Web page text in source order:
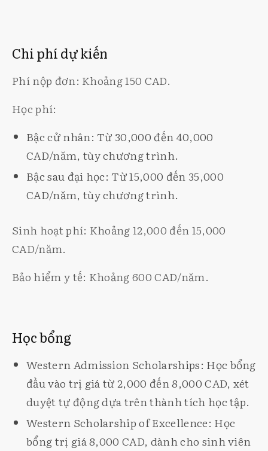
Chi phí dự kiến
Phí nộp đơn: Khoảng 150 CAD.
Học phí:
Bậc cử nhân: Từ 30,000 đến 40,000
CAD/năm, tùy chương trình.
Bậc sau đại học: Từ 15,000 đến 35,000
CAD/năm, tùy chương trình.
Sinh hoạt phí: Khoảng 12,000 đến 15,000
CAD/năm.
Bảo hiểm y tế: Khoảng 600 CAD/năm.
Học bổng
Western Admission Scholarships: Học bổng
đầu vào trị giá từ 2,000 đến 8,000 CAD, xét
duyệt tự động dựa trên thành tích học tập.
Western Scholarship of Excellence: Học
bổng trị giá 8,000 CAD, dành cho sinh viên